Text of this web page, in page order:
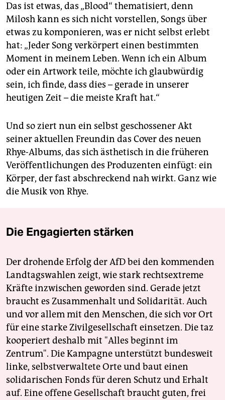
Das ist etwas, das „Blood“ thematisiert, denn
Milosh kann es sich nicht vorstellen, Songs über
etwas zu komponieren, was er nicht selbst erlebt
hat: „Jeder Song verkörpert einen bestimmten
Moment in meinem Leben. Wenn ich ein Album
oder ein Artwork teile, möchte ich glaubwürdig
sein, ich finde, dass dies – gerade in unserer
heutigen Zeit – die meiste Kraft hat.“
Und so ziert nun ein selbst geschossener Akt
seiner aktuellen Freundin das Cover des neuen
Rhye-Albums, das sich ästhetisch in die früheren
Veröffentlichungen des Produzenten einfügt: ein
Körper, der fast abschreckend nah wirkt. Ganz wie
die Musik von Rhye.
Die Engagierten stärken
Der drohende Erfolg der AfD bei den kommenden
Landtagswahlen zeigt, wie stark rechtsextreme
Kräfte inzwischen geworden sind. Gerade jetzt
braucht es Zusammenhalt und Solidarität. Auch
und vor allem mit den Menschen, die sich vor Ort
für eine starke Zivilgesellschaft einsetzen. Die taz
kooperiert deshalb mit "Alles beginnt im
Zentrum". Die Kampagne unterstützt bundesweit
linke, selbstverwaltete Orte und baut einen
solidarischen Fonds für deren Schutz und Erhalt
auf. Eine offene Gesellschaft braucht guten, frei